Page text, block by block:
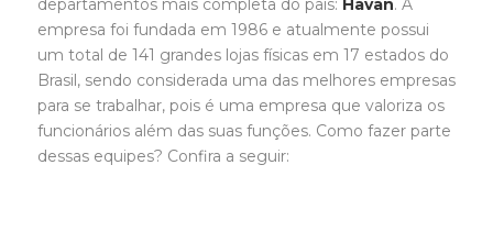
departamentos mais completa do país: Havan. A
empresa foi fundada em 1986 e atualmente possui
um total de 141 grandes lojas físicas em 17 estados do
Brasil, sendo considerada uma das melhores empresas
para se trabalhar, pois é uma empresa que valoriza os
funcionários além das suas funções. Como fazer parte
dessas equipes? Confira a seguir: